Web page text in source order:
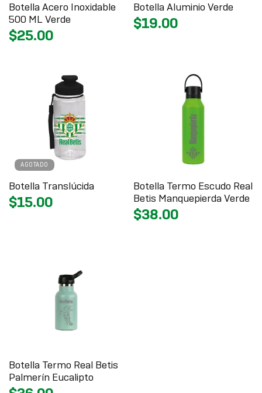
Botella Acero Inoxidable
500 ML Verde
$25.00
Botella Aluminio Verde
$19.00
AGOTADO
Botella Translúcida
$15.00
Botella Termo Escudo Real
Betis Manquepierda Verde
$38.00
Botella Termo Real Betis
Palmerín Eucalipto